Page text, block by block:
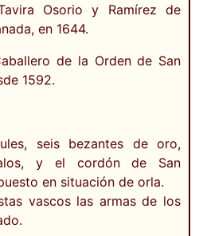
Osorio y Ramírez de
en 1644.
de la Orden de San
1592.
seis bezantes de oro,
y el cordón de San
en situación de orla.
vascos las armas de los